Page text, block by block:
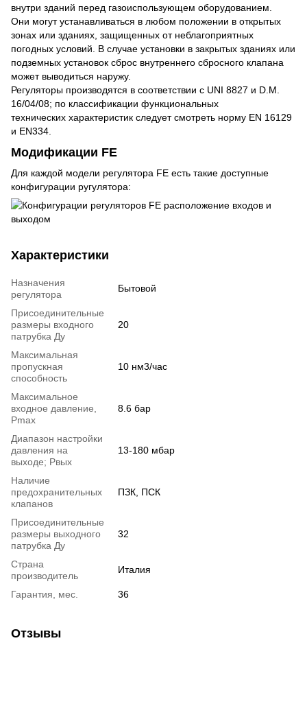
внутри зданий перед газоиспользующем оборудованием.
Они могут устанавливаться в любом положении в открытых
зонах или зданиях, защищенных от неблагоприятных
погодных условий. В случае установки в закрытых зданиях или
подземных установок сброс внутреннего сбросного клапана
может выводиться наружу.
Регуляторы производятся в соответствии с UNI 8827 и D.M.
16/04/08; по классификации функциональных
технических характеристик следует смотреть норму EN 16129
и EN334.
Модификации FE
Для каждой модели регулятора FE есть такие доступные
конфигурации ругулятора:
Характеристики
Назначения
регулятора
Бытовой
Присоединительные
размеры входного
патрубка Ду
20
Максимальная
пропускная
способность
10 нм3/час
Максимальное
входное давление,
Pmax
8.6 бар
Диапазон настройки
давления на
выходе; Рвых
13-180 мбар
Наличие
предохранительных
клапанов
ПЗК, ПСК
Присоединительные
размеры выходного
патрубка Ду
32
Страна
производитель
Италия
Гарантия, мес. 36
Отзывы